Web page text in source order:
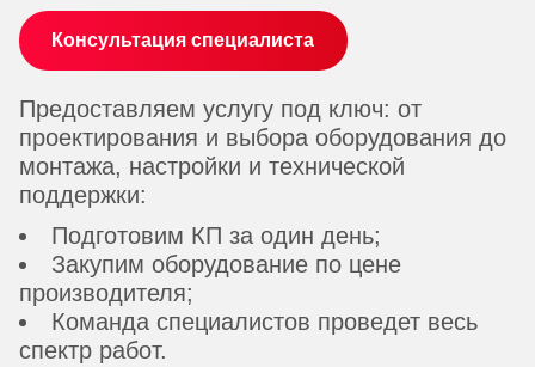
Консультация специалиста
Предоставляем услугу под ключ: от
проектирования и выбора оборудования до
монтажа, настройки и технической
поддержки:
Подготовим КП за один день;
Закупим оборудование по цене
производителя;
Команда специалистов проведет весь
спектр работ.